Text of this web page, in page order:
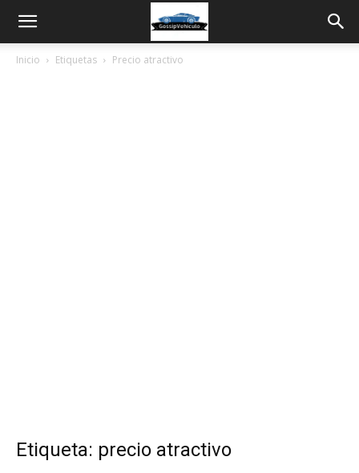
Inicio Etiquetas Precio atractivo
Etiqueta: precio atractivo